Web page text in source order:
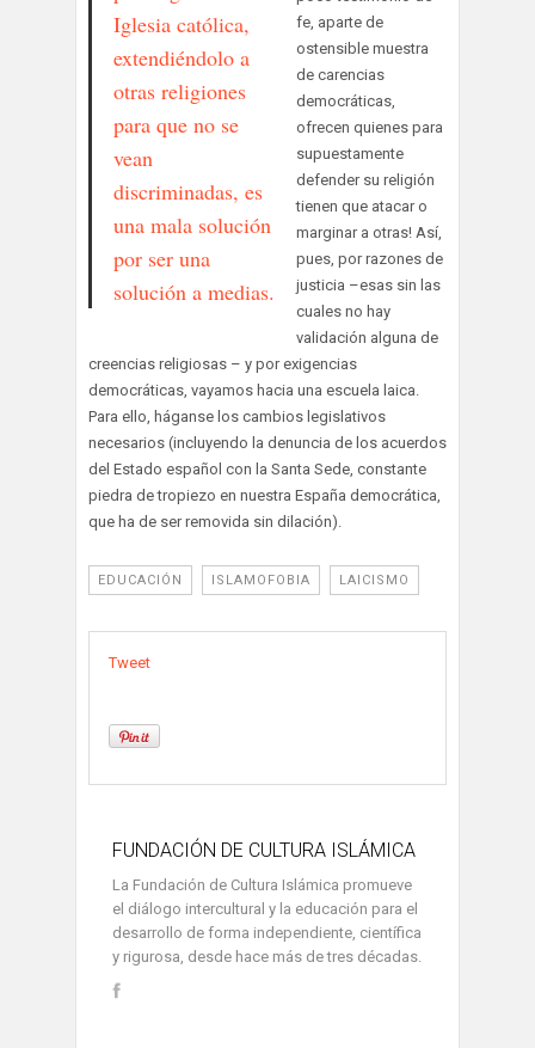
Iglesia católica,
extendiéndolo a
otras religiones
para que no se
vean
discriminadas, es
una mala solución
por ser una
solución a medias.
fe, aparte de
ostensible muestra
de carencias
democráticas,
ofrecen quienes para
supuestamente
defender su religión
tienen que atacar o
marginar a otras! Así,
pues, por razones de
justicia –esas sin las
cuales no hay
validación alguna de
creencias religiosas – y por exigencias
democráticas, vayamos hacia una escuela laica.
Para ello, háganse los cambios legislativos
necesarios (incluyendo la denuncia de los acuerdos
del Estado español con la Santa Sede, constante
piedra de tropiezo en nuestra España democrática,
que ha de ser removida sin dilación).
EDUCACIÓN ISLAMOFOBIA LAICISMO
Tweet
FUNDACIÓN DE CULTURA ISLÁMICA
La Fundación de Cultura Islámica promueve
el diálogo intercultural y la educación para el
desarrollo de forma independiente, científica
y rigurosa, desde hace más de tres décadas.